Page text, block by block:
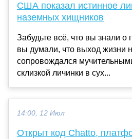
США показал истинное
наземных хищников
Забудьте всё, что вы знали о
вы думали, что выход жизни
сопровождался
склизкой личинки в сух...
14:00, 12 Июл
Открыт код Chatto,